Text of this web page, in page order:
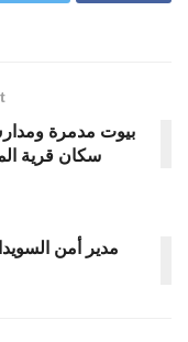
بيوت مدمرة
سكان قرية
مدير أمن